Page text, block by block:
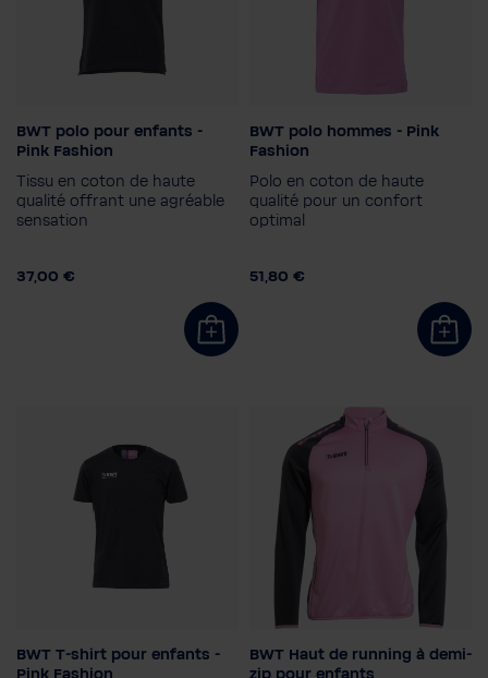
Taille de l'enfant
164
140
116
BWT polo pour enfants -
Pink Fashion
Tissu en coton de haute
qualité offrant une agréable
sensation
37,00 €
Taille homme
S
Couleur
BWT polo hommes - Pink
Fashion
Polo en coton de haute
qualité pour un confort
optimal
51,80 €
Sexe
BWT T-shirt pour enfants -
Couleur
BWT Haut de running à demi-